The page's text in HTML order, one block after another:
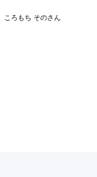
ころもち そのさん